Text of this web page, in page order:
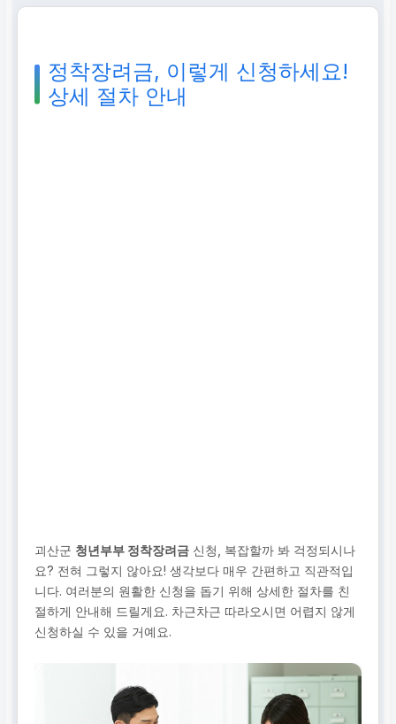
정착장려금, 이렇게 신청하세요!
상세 절차 안내
괴산군 청년부부 정착장려금 신청, 복잡할까 봐 걱정되시나
요? 전혀 그렇지 않아요! 생각보다 매우 간편하고 직관적입
니다. 여러분의 원활한 신청을 돕기 위해 상세한 절차를 친
절하게 안내해 드릴게요. 차근차근 따라오시면 어렵지 않게
신청하실 수 있을 거예요.